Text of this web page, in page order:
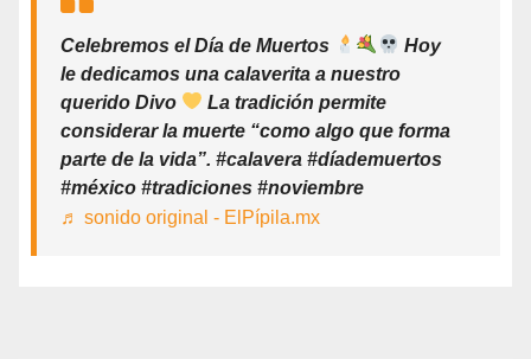
Celebremos el Día de Muertos
Hoy
le dedicamos una calaverita a nuestro
querido Divo
La tradición permite
considerar la muerte “como algo que forma
parte de la vida”. #calavera #díademuertos
#méxico #tradiciones #noviembre
♬ sonido original - ElPípila.mx